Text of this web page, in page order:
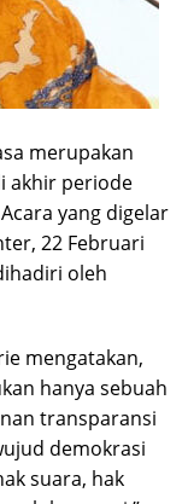
merupakan
akhir periode
yang digelar
22 Februari
oleh
mengatakan,
hanya sebuah
transparansi
demokrasi
suara, hak